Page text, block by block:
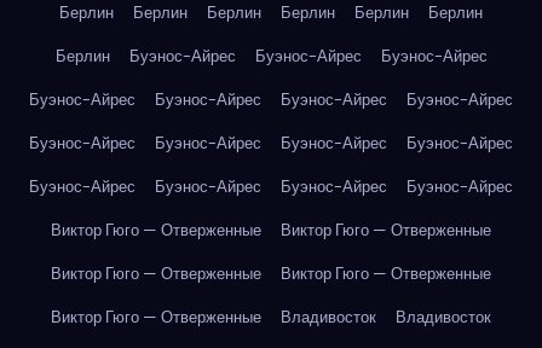
Берлин
Берлин Берлин Берлин Берлин
Берлин
Берлин
Буэнос-Айрес Буэнос-Айрес
Буэнос-Айрес
Буэнос-Айрес
Буэнос-Айрес Буэнос-Айрес
Буэнос-Айрес
Буэнос-Айрес
Буэнос-Айрес Буэнос-Айрес
Буэнос-Айрес
Буэнос-Айрес
Буэнос-Айрес Буэнос-Айрес
Буэнос-Айрес
Виктор Гюго — Отверженные
Виктор Гюго — Отверженные
Виктор Гюго — Отверженные
Виктор Гюго — Отверженные
Виктор Гюго — Отверженные
Владивосток
Владивосток